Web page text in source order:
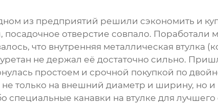
из предприятий решили сэкономить и
отверстие совпало. Поработали
что внутренняя металлическая втулка
не держал её достаточно сильно.
простоем и срочной покупкой по
только на внешний диаметр и ширину, но и
канавки на втулке для